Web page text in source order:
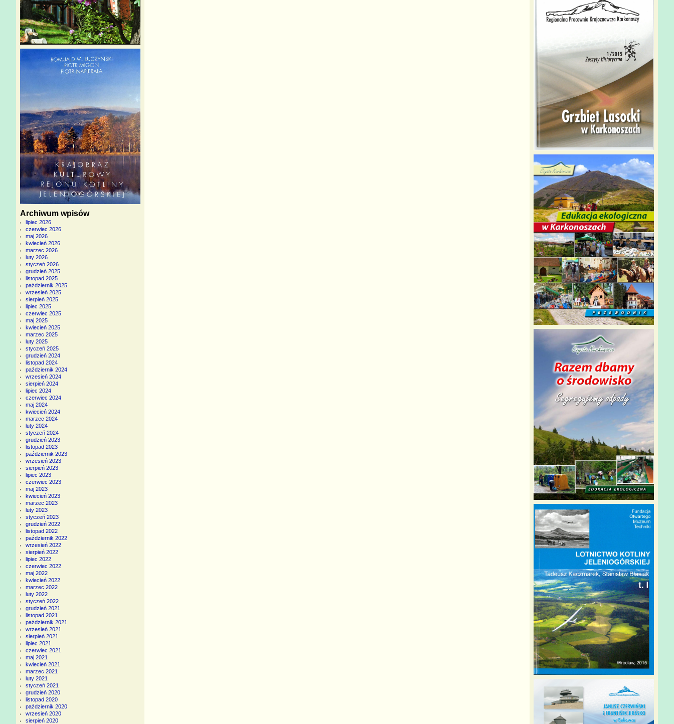
Archiwum wpisów
lipiec 2026
czerwiec 2026
maj 2026
kwiecień 2026
marzec 2026
luty 2026
styczeń 2026
grudzień 2025
listopad 2025
październik 2025
wrzesień 2025
sierpień 2025
lipiec 2025
czerwiec 2025
maj 2025
kwiecień 2025
marzec 2025
luty 2025
styczeń 2025
grudzień 2024
listopad 2024
październik 2024
wrzesień 2024
sierpień 2024
lipiec 2024
czerwiec 2024
maj 2024
kwiecień 2024
marzec 2024
luty 2024
styczeń 2024
grudzień 2023
listopad 2023
październik 2023
wrzesień 2023
sierpień 2023
lipiec 2023
czerwiec 2023
maj 2023
kwiecień 2023
marzec 2023
luty 2023
styczeń 2023
grudzień 2022
listopad 2022
październik 2022
wrzesień 2022
sierpień 2022
lipiec 2022
czerwiec 2022
maj 2022
kwiecień 2022
marzec 2022
luty 2022
styczeń 2022
grudzień 2021
listopad 2021
październik 2021
wrzesień 2021
sierpień 2021
lipiec 2021
czerwiec 2021
maj 2021
kwiecień 2021
marzec 2021
luty 2021
styczeń 2021
grudzień 2020
listopad 2020
październik 2020
wrzesień 2020
sierpień 2020